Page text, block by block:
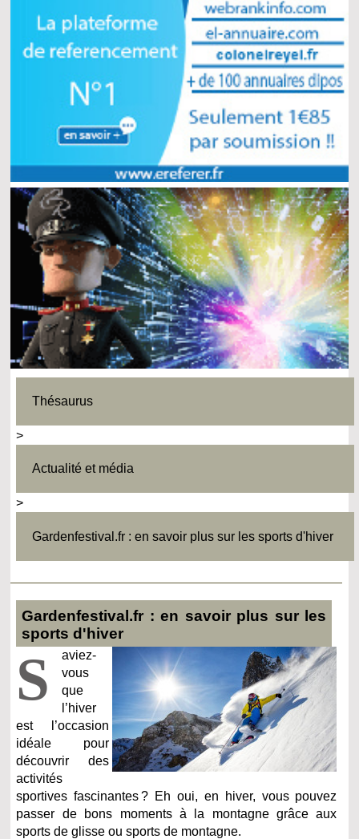
Thésaurus
>
Actualité et média
>
Gardenfestival.fr : en savoir plus sur les sports d'hiver
Gardenfestival.fr : en savoir plus sur les
sports d'hiver
S
aviez-
vous
que
l’hiver
est l’occasion
idéale pour
découvrir des
activités
sportives fascinantes ? Eh oui, en hiver, vous pouvez
passer de bons moments à la montagne grâce aux
sports de glisse ou sports de montagne.